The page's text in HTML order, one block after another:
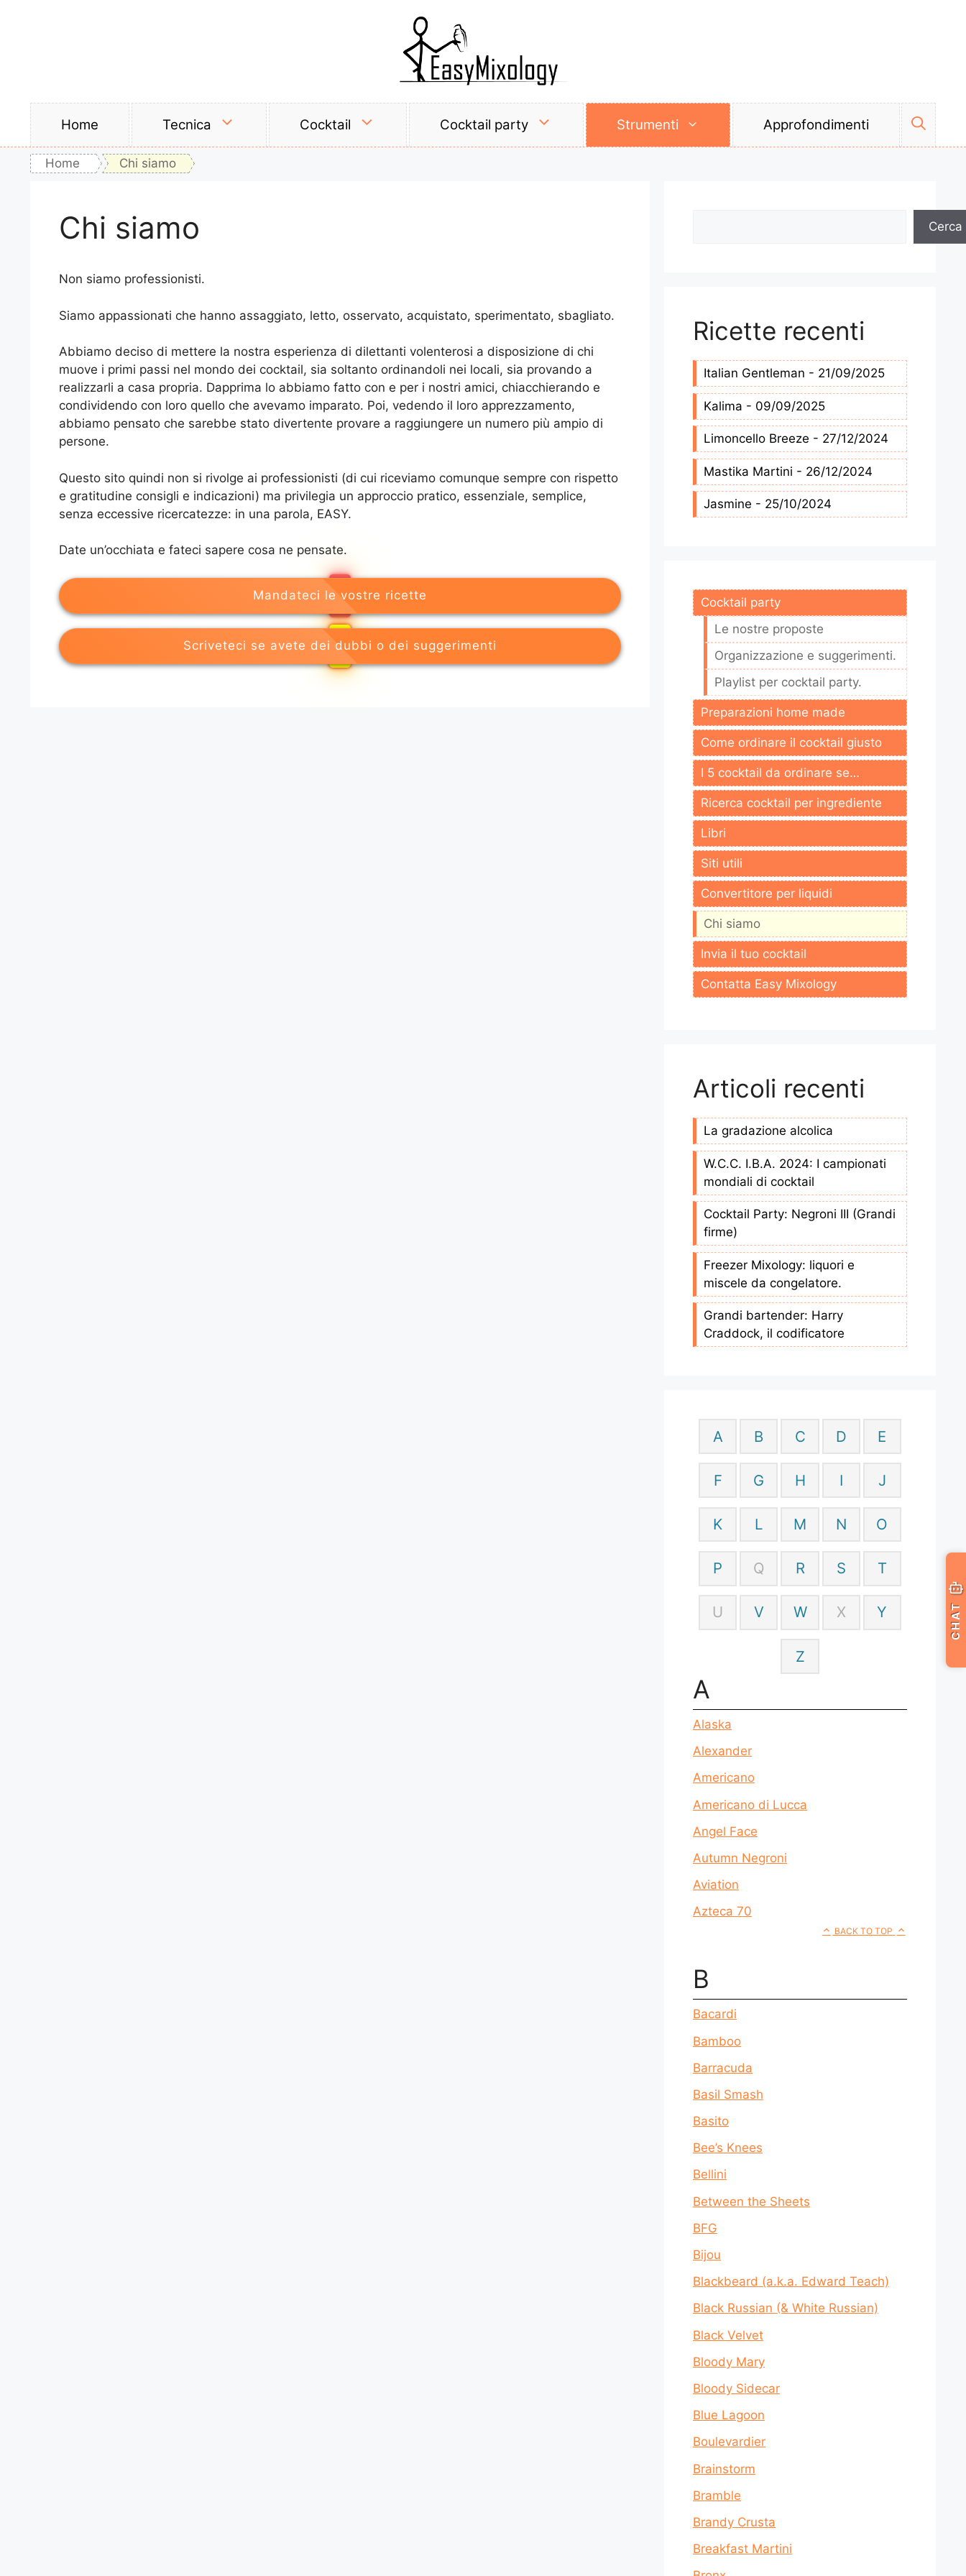
Home Tecnica Cocktail Cocktail party Strumenti Approfondimenti
Home Chi siamo
Chi siamo
Non siamo professionisti.
Siamo appassionati che hanno assaggiato, letto, osservato, acquistato, sperimentato, sbagliato.
Abbiamo deciso di mettere la nostra esperienza di dilettanti volenterosi a disposizione di chi
muove i primi passi nel mondo dei cocktail, sia soltanto ordinandoli nei locali, sia provando a
realizzarli a casa propria. Dapprima lo abbiamo fatto con e per i nostri amici, chiacchierando e
condividendo con loro quello che avevamo imparato. Poi, vedendo il loro apprezzamento,
abbiamo pensato che sarebbe stato divertente provare a raggiungere un numero più ampio di
persone.
Questo sito quindi non si rivolge ai professionisti (di cui riceviamo comunque sempre con rispetto
e gratitudine consigli e indicazioni) ma privilegia un approccio pratico, essenziale, semplice,
senza eccessive ricercatezze: in una parola, EASY.
Date un’occhiata e fateci sapere cosa ne pensate.
Mandateci le vostre ricette
Scriveteci se avete dei dubbi o dei suggerimenti
Cerca
Ricette recenti
Italian Gentleman - 21/09/2025
Kalima - 09/09/2025
Limoncello Breeze - 27/12/2024
Mastika Martini - 26/12/2024
Jasmine - 25/10/2024
Cocktail party
Le nostre proposte
Organizzazione e suggerimenti.
Playlist per cocktail party.
Preparazioni home made
Come ordinare il cocktail giusto
I 5 cocktail da ordinare se…
Ricerca cocktail per ingrediente
Libri
Siti utili
Convertitore per liquidi
Chi siamo
Invia il tuo cocktail
Contatta Easy Mixology
Articoli recenti
La gradazione alcolica
W.C.C. I.B.A. 2024: I campionati
mondiali di cocktail
Cocktail Party: Negroni III (Grandi
firme)
Freezer Mixology: liquori e
miscele da congelatore.
Grandi bartender: Harry
Craddock, il codificatore
A B C D E
F G H I J
K L M N O
P Q R S T
U V W X Y
Z
A
Alaska
Alexander
Americano
Americano di Lucca
Angel Face
Autumn Negroni
Aviation
Azteca 70
BACK TO TOP
B
Bacardi
Bamboo
Barracuda
Basil Smash
Basito
Bee’s Knees
Bellini
Between the Sheets
BFG
Bijou
Blackbeard (a.k.a. Edward Teach)
Black Russian (& White Russian)
Black Velvet
Bloody Mary
Bloody Sidecar
Blue Lagoon
Boulevardier
Brainstorm
Bramble
Brandy Crusta
Breakfast Martini
CHAT